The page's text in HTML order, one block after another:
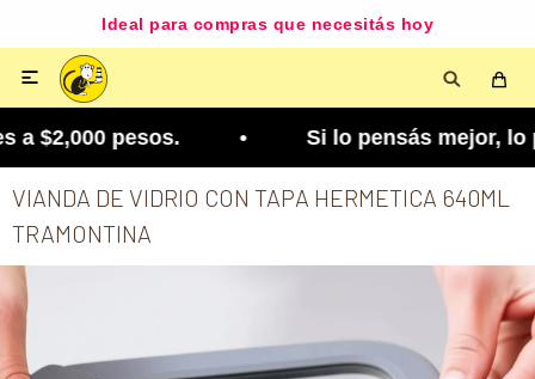
Ideal para compras que necesitás hoy

a $2,000 pesos. • Si lo pensás mejor, lo
VIANDA DE VIDRIO CON TAPA HERMETICA 640ML
TRAMONTINA